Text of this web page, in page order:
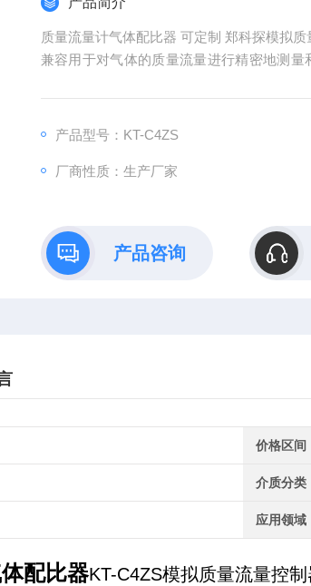
质量流量计气体配比器 可定制 郑科探模拟
兼容用于对气体的质量流量进行精密地测
产品型号：KT-C4ZS
厂商性质：生产厂家
产品咨询
价格区间
介质分类
应用领域
配比器KT-C4ZS模拟质量流量控